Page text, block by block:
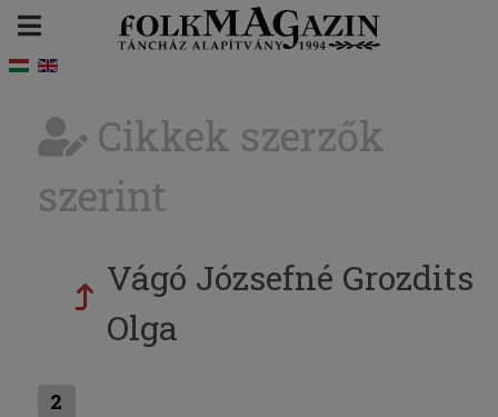
Cikkek szerzők
szerint
Vágó Józsefné Grozdits
Olga
2